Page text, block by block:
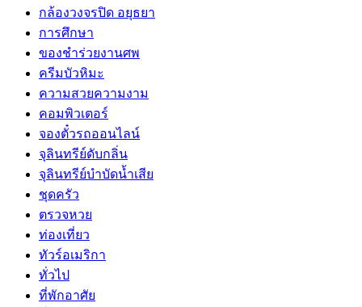
กล้องวงจรปิด อยุธยา
การศึกษา
ของชำร่วยงานศพ
ครีมบัวหิมะ
ความสวยความงาม
คอมพิวเตอร์
จองตั๋วรถออนไลน์
จุลินทรีย์ดับกลิ่น
จุลินทรีย์บำบัดน้ำเสีย
ชุดครัว
ตรวจหวย
ท่องเที่ยว
ทัวร์อเมริกา
ทั่วไป
ที่พักอาศัย